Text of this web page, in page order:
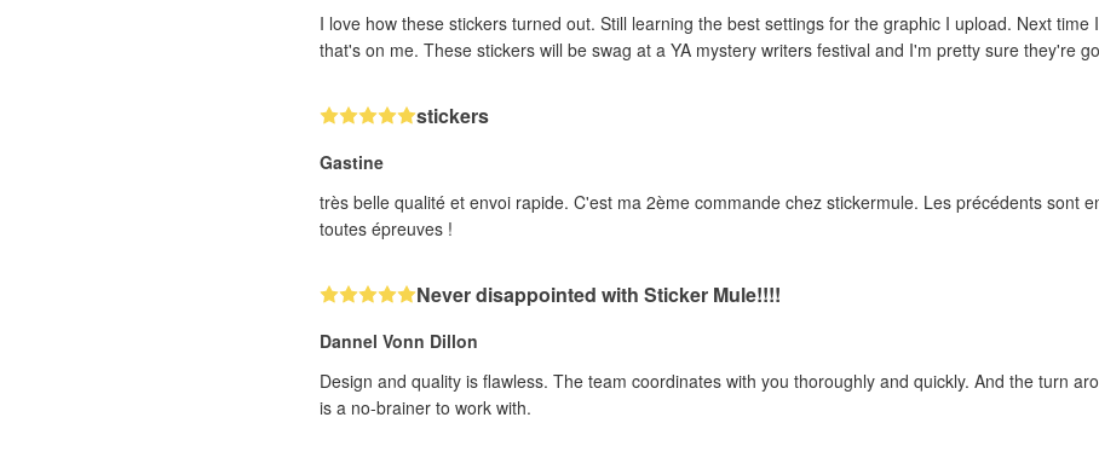
I love how these stickers turned out. Still learning the best settings for the graphic I upload. Next
that's on me. These stickers will be swag at a YA mystery writers festival and I'm pretty sure they're
stickers
Gastine
très belle qualité et envoi rapide. C'est ma 2ème commande chez stickermule. Les précédents sont
toutes épreuves !
Never disappointed with Sticker Mule!!!!
Dannel Vonn Dillon
Design and quality is flawless. The team coordinates with you thoroughly and quickly. And the turn
is a no-brainer to work with.